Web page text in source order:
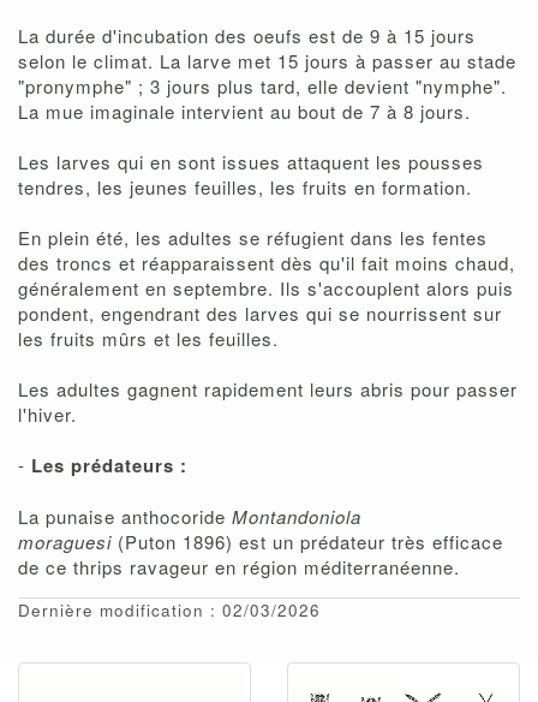
La durée d'incubation des oeufs est de 9 à 15 jours
selon le climat. La larve met 15 jours à passer au stade
"pronymphe" ; 3 jours plus tard, elle devient "nymphe".
La mue imaginale intervient au bout de 7 à 8 jours.
Les larves qui en sont issues attaquent les pousses
tendres, les jeunes feuilles, les fruits en formation.
En plein été, les adultes se réfugient dans les fentes
des troncs et réapparaissent dès qu'il fait moins chaud,
généralement en septembre. Ils s'accouplent alors puis
pondent, engendrant des larves qui se nourrissent sur
les fruits mûrs et les feuilles.
Les adultes gagnent rapidement leurs abris pour passer
l'hiver.
- Les prédateurs :
La punaise anthocoride Montandoniola
moraguesi (Puton 1896) est un prédateur très efficace
de ce thrips ravageur en région méditerranéenne.
Dernière modification : 02/03/2026